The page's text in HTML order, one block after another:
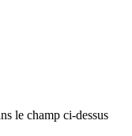
le champ ci-dessus